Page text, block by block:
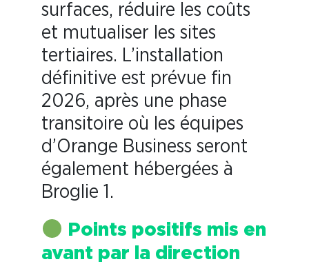
surfaces, réduire les coûts
et mutualiser les sites
tertiaires. L’installation
définitive est prévue fin
2026, après une phase
transitoire où les équipes
d’Orange Business seront
également hébergées à
Broglie 1.
Points positifs mis en
avant par la direction